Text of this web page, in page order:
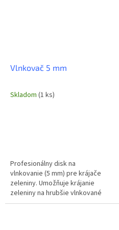
Vlnkovač 5 mm
Skladom (1 ks)
Profesionálny disk na
vlnkovanie (5 mm) pre krájače
zeleniny. Umožňuje krájanie
zeleniny na hrubšie vlnkované
plátky, ideálne pre šaláty,